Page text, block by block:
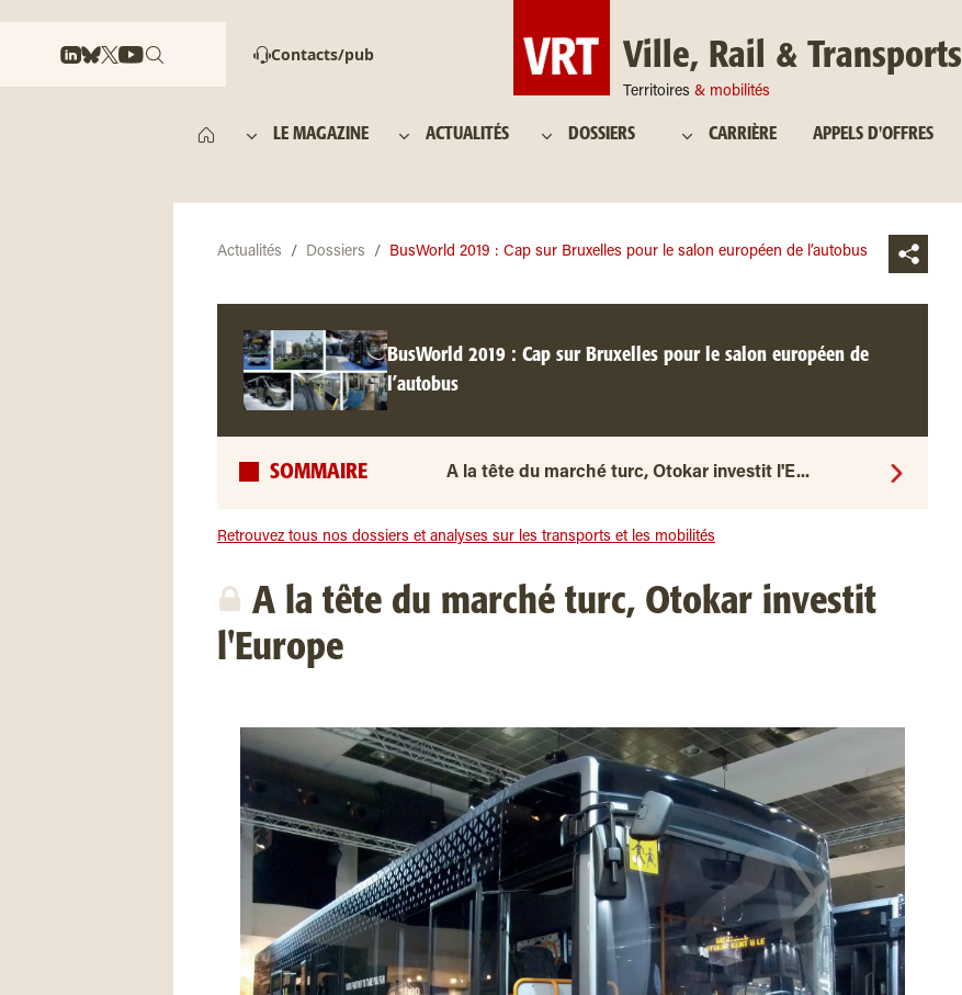
Contacts/pub Ville, Rail & Transports
Territoires & mobilités
LE MAGAZINE ACTUALITÉS DOSSIERS CARRIÈRE APPELS D'OFFRES
Actualités Dossiers BusWorld 2019 : Cap sur Bruxelles pour le salon européen de l’autobus
BusWorld 2019 : Cap sur Bruxelles pour le salon européen de
l’autobus
SOMMAIRE A la tête du marché turc, Otokar investit l'E...
Retrouvez tous nos dossiers et analyses sur les transports et les mobilités
A la tête du marché turc, Otokar investit
l'Europe